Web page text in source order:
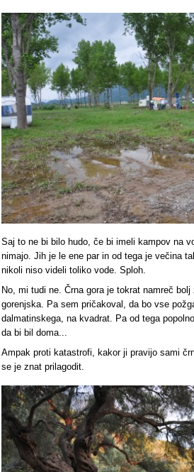
Saj to ne bi bilo hudo, če bi imeli kampov na
nimajo. Jih je le ene par in od tega je večina
nikoli niso videli toliko vode. Sploh.
No, mi tudi ne. Črna gora je tokrat namreč
gorenjska. Pa sem pričakoval, da bo vse
dalmatinskega, na kvadrat. Pa od tega
da bi bil doma...
Ampak proti katastrofi, kakor ji pravijo sami
se je znat prilagodit.